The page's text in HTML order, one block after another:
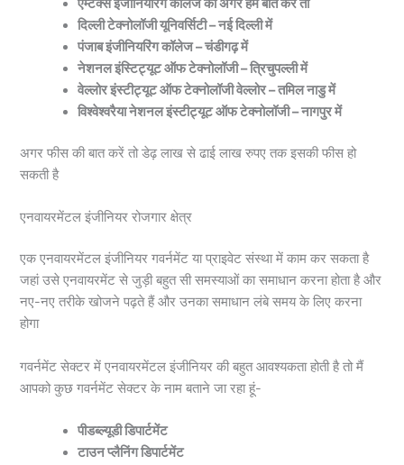
एम्टेक्स इंजीनियरिंग कॉलेज की अगर हम बात करें तो
दिल्ली टेक्नोलॉजी यूनिवर्सिटी – नई दिल्ली में
पंजाब इंजीनियरिंग कॉलेज – चंडीगढ़ में
नेशनल इंस्टिट्यूट ऑफ टेक्नोलॉजी – त्रिचुपल्ली में
वेल्लोर इंस्टीट्यूट ऑफ टेक्नोलॉजी वेल्लोर – तमिल नाडु में
विश्वेश्वरैया नेशनल इंस्टीट्यूट ऑफ टेक्नोलॉजी – नागपुर में
अगर फीस की बात करें तो डेढ़ लाख से ढाई लाख रुपए तक इसकी फीस हो
सकती है
एनवायरमेंटल इंजीनियर रोजगार क्षेत्र
एक एनवायरमेंटल इंजीनियर गवर्नमेंट या प्राइवेट संस्था में काम कर सकता है
जहां उसे एनवायरमेंट से जुड़ी बहुत सी समस्याओं का समाधान करना होता है और
नए-नए तरीके खोजने पढ़ते हैं और उनका समाधान लंबे समय के लिए करना
होगा
गवर्नमेंट सेक्टर में एनवायरमेंटल इंजीनियर की बहुत आवश्यकता होती है तो मैं
आपको कुछ गवर्नमेंट सेक्टर के नाम बताने जा रहा हूं-
पीडब्ल्यूडी डिपार्टमेंट
टाउन प्लैनिंग डिपार्टमेंट